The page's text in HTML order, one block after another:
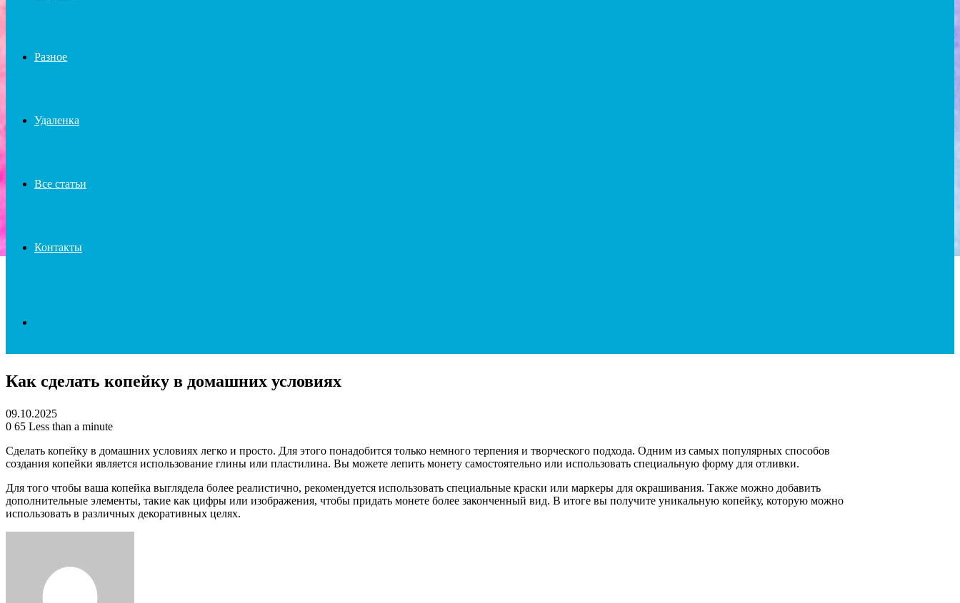
Разное
Удаленка
Все статьи
Контакты
for
Как сделать копейку в домашних условиях
09.10.2025
0 65 Less than a minute
Сделать копейку в домашних условиях легко и просто. Для этого понадобится только немного терпения и творческого подхода. Одним из самых популярных способов
создания копейки является использование глины или пластилина. Вы можете лепить монету самостоятельно или использовать специальную форму для отливки.
Для того чтобы ваша копейка выглядела более реалистично, рекомендуется использовать специальные краски или маркеры для окрашивания. Также можно добавить
дополнительные элементы, такие как цифры или изображения, чтобы придать монете более законченный вид. В итоге вы получите уникальную копейку, которую можно
использовать в различных декоративных целях.